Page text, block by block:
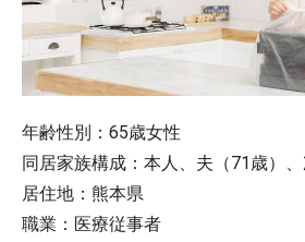
年齢性別：65歳女性
同居家族構成：本人、夫（71歳）、
居住地：熊本県
職業：医療従事者